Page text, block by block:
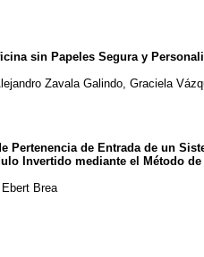
sin Papeles Segura y
Zavala Galindo, Graciela
Pertenencia de Entrada de un
Invertido mediante el Método
Brea